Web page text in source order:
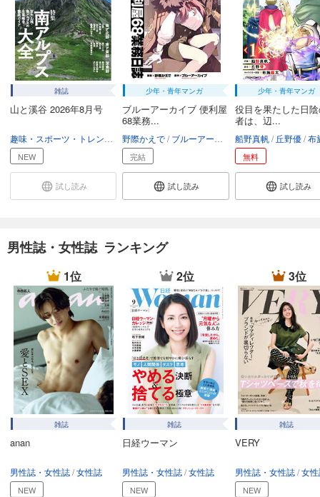
試し読み
あらすじを表示する
GOETHE[ゲーテ] 2025年1月号
999円 (税込)
カート
試し読み
あらすじを表示する
GOETHE[ゲーテ] 2024年12月号
999円 (税込)
カート
GOETHE[ゲーテ] 2024年11月号
999
カート
試し読み
あらすじを表示する
GOETHE[ゲーテ] 2024年10月号
999
円 (税込)
カート
試し読み
あらすじを表示する
999円 (税込)
雑誌
山と溪谷 2026年8月号
趣味・生活
NEW
試し読み
少年・青年マンガ
ブルーアーカイブ 便利屋
68業務...
野際かえで ブルーアーカイブ
完結
試し読み
少年・青年マンガ
役目を果たした日
者は、辺...
船野真帆 丘野優 布施
無料
試し読み
男性誌・女性誌 ランキング
1位
雑誌
anan
男性誌・女性誌 女性誌
NEW
2位
雑誌
日経ウーマン
男性誌・女性誌 女性誌
NEW
3位
雑誌
VERY
男性誌・女性誌 女
NEW